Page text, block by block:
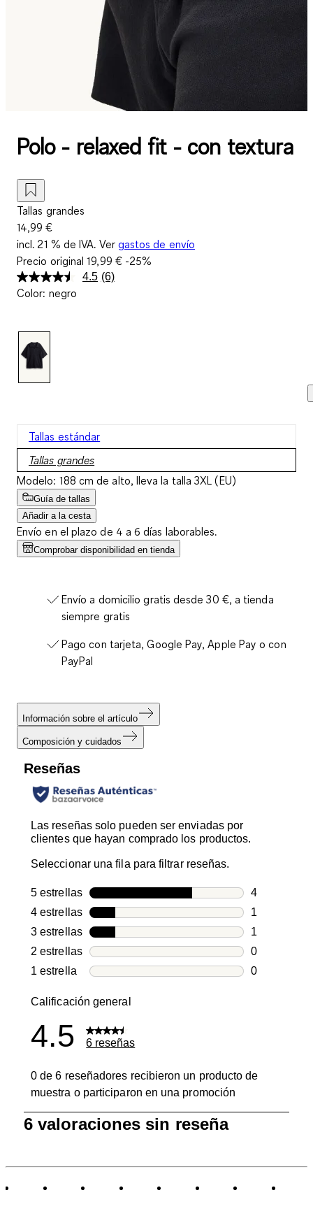
Polo - relaxed fit - con textura
Tallas grandes
14,99 €
incl. 21 % de IVA. Ver gastos de envío
Precio original19,99 €-25%
4.5 Lea
(6)
Color: negro
Tallas estándar
Tallas grandes
Modelo: 188 cm de alto, lleva la talla 3XL (EU)
Guía de tallas
Añadir a la cesta
Envío en el plazo de 4 a 6 días laborables.
Comprobar disponibilidad en tienda
Envío a domicilio gratis desde 30 €, a tienda
siempre gratis
Pago con tarjeta, Google Pay, Apple Pay o con
PayPal
Información sobre el artículo
Composición y cuidados
Reseñas
Las reseñas solo pueden ser enviadas por
clientes que hayan comprado los productos.
Seleccionar una fila para filtrar reseñas.
5 estrellasestrellas
4
4 reseñas
4 estrellasestrellas
1
1 reseña
3 estrellasestrellas
1
1 reseña
2 estrellasestrellas
0
0 reseñas
1 estrellaestrellas
0
Calificación general
4.5 6 reseñas
0 de 6 reseñadores recibieron un producto de
muestra o participaron en una promoción
de
6 valoraciones sin reseña